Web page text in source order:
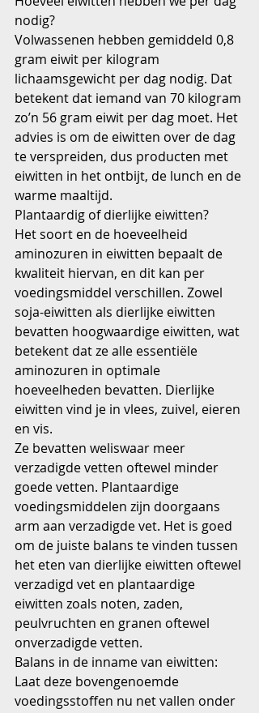
nodig?
Volwassenen hebben gemiddeld 0,8
gram eiwit per kilogram
lichaamsgewicht per dag nodig. Dat
betekent dat iemand van 70 kilogram
zo’n 56 gram eiwit per dag moet. Het
advies is om de eiwitten over de dag
te verspreiden, dus producten met
eiwitten in het ontbijt, de lunch en de
warme maaltijd.
Plantaardig of dierlijke eiwitten?
Het soort en de hoeveelheid
aminozuren in eiwitten bepaalt de
kwaliteit hiervan, en dit kan per
voedingsmiddel verschillen. Zowel
soja-eiwitten als dierlijke eiwitten
bevatten hoogwaardige eiwitten, wat
betekent dat ze alle essentiële
aminozuren in optimale
hoeveelheden bevatten. Dierlijke
eiwitten vind je in vlees, zuivel, eieren
en vis.
Ze bevatten weliswaar meer
verzadigde vetten oftewel minder
goede vetten. Plantaardige
voedingsmiddelen zijn doorgaans
arm aan verzadigde vet. Het is goed
om de juiste balans te vinden tussen
het eten van dierlijke eiwitten oftewel
verzadigd vet en plantaardige
eiwitten zoals noten, zaden,
peulvruchten en granen oftewel
onverzadigde vetten.
Balans in de inname van eiwitten:
Laat deze bovengenoemde
voedingsstoffen nu net vallen onder